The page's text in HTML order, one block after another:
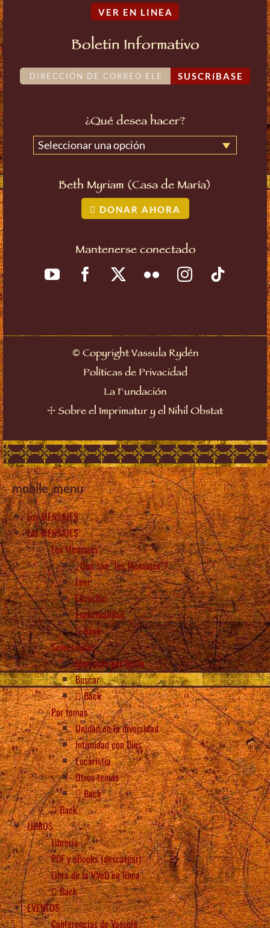
VER EN LINEA
Boletin Informativo
SUSCRíBASE
¿Qué desea hacer?
Seleccionar una opción
Beth Myriam (Casa de María)
DONAR AHORA
Mantenerse conectado
©Copyright Vassula Rydén
Políticas de Privacidad
La Fundación
☩ Sobre el Imprimatur y el Nihil Obstat
mobile_menu
Los MENSAJES
Los MENSAJES
Los Mensajes
¿Qué son “los Mensajes”?
Leer
Escuchar
Espiritualidad
Back
Seleccionar
Mensajes por fecha
Buscar
Back
Por temas
Unidad en la diversidad
Intimidad con Dios
Eucaristía
Otros temas
Back
Back
LIBROS
Librería
PDF y eBooks (descargar)
Libro de la VVeD en línea
Back
EVENTOS
Conferencias de Vassula